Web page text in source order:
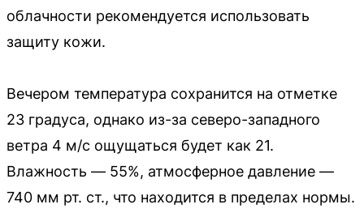
облачности рекомендуется использовать
защиту кожи.
Вечером температура сохранится на отметке
23 градуса, однако из-за северо-западного
ветра 4 м/с ощущаться будет как 21.
Влажность — 55%, атмосферное давление —
740 мм рт. ст., что находится в пределах нормы.